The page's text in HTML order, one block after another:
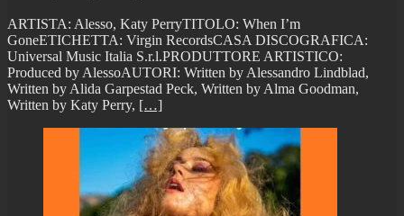
ARTISTA: Alesso, Katy PerryTITOLO: When I’m
GoneETICHETTA: Virgin RecordsCASA DISCOGRAFICA:
Universal Music Italia S.r.l.PRODUTTORE ARTISTICO:
Produced by AlessoAUTORI: Written by Alessandro Lindblad,
Written by Alida Garpestad Peck, Written by Alma Goodman,
Written by Katy Perry, […]